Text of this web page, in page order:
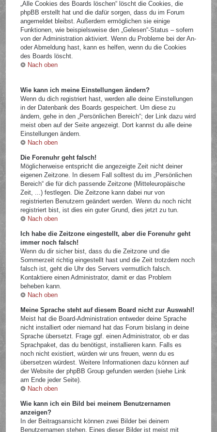
„Alle Cookies des Boards löschen“ löscht die Cookies, die
phpBB erstellt hat und die dafür sorgen, dass du im Forum
angemeldet bleibst. Außerdem ermöglichen sie einige
Funktionen, wie beispielsweise den „Gelesen“-Status – sofern
von der Administration aktiviert. Wenn du Probleme bei der An-
oder Abmeldung hast, kann es helfen, wenn du die Cookies
des Boards löscht.
Nach oben
Wie kann ich meine Einstellungen ändern?
Wenn du dich registriert hast, werden alle deine Einstellungen
in der Datenbank des Boards gespeichert. Um diese zu
ändern, gehe in den „Persönlichen Bereich“; der Link dazu wird
meist oben auf der Seite angezeigt. Dort kannst du alle deine
Einstellungen ändern.
Nach oben
Die Forenuhr geht falsch!
Möglicherweise entspricht die angezeigte Zeit nicht deiner
eigenen Zeitzone. In diesem Fall solltest du im „Persönlichen
Bereich“ die für dich passende Zeitzone (Mitteleuropäische
Zeit, ...) festlegen. Die Zeitzone kann dabei nur von
registrierten Benutzern geändert werden. Wenn du noch nicht
registriert bist, ist dies ein guter Grund, dies jetzt zu tun.
Nach oben
Ich habe die Zeitzone eingestellt, aber die Forenuhr geht
immer noch falsch!
Wenn du dir sicher bist, dass du die Zeitzone und die
Sommerzeit richtig eingestellt hast und die Zeit trotzdem noch
falsch ist, geht die Uhr des Servers vermutlich falsch.
Kontaktiere einen Administrator, damit er das Problem
beheben kann.
Nach oben
Meine Sprache steht auf diesem Board nicht zur Auswahl!
Meist hat die Board-Administration entweder deine Sprache
nicht installiert oder niemand hat das Forum bislang in deine
Sprache übersetzt. Frage ggf. einen Administrator, ob er das
Sprachpaket, das du benötigst, installieren kann. Falls es
noch nicht existiert, würden wir uns freuen, wenn du es
übersetzen würdest. Weitere Informationen dazu können auf
der Website der phpBB Group gefunden werden (siehe Link
am Ende jeder Seite).
Nach oben
Wie kann ich ein Bild bei meinem Benutzernamen
anzeigen?
In der Beitragsansicht können zwei Bilder bei deinem
Benutzernamen stehen. Eines dieser Bilder ist meist mit